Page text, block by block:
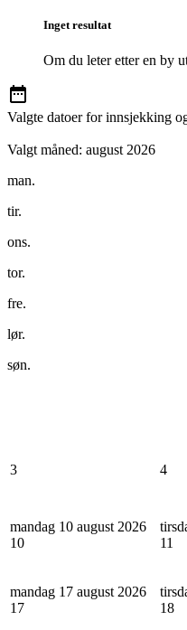
Inget resultat
Om du leter etter en by
Valgte datoer for innsjekking
Valgt måned: august 2026
man.
tir.
ons.
tor.
fre.
lør.
søn.
3 4
mandag 10 august 2026
10
11
mandag 17 august 2026
17
18